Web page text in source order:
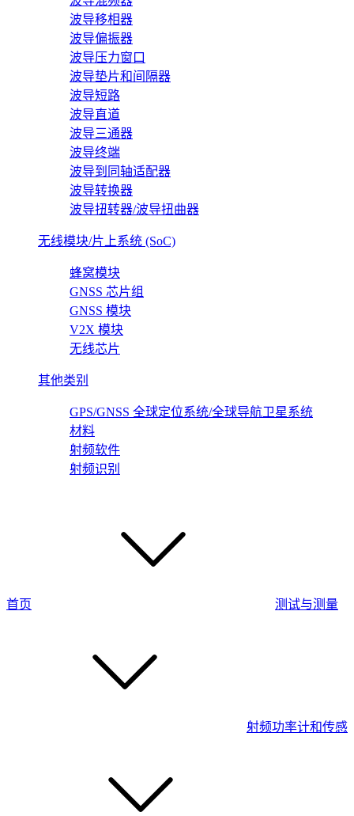
波导移相器
波导偏振器
波导压力窗口
波导垫片和间隔器
波导短路
波导直道
波导三通器
波导终端
波导到同轴适配器
波导转换器
波导扭转器/波导扭曲器
无线模块/片上系统 (SoC)
蜂窝模块
GNSS 芯片组
GNSS 模块
V2X 模块
无线芯片
其他类别
GPS/GNSS 全球定位系统/全球导航卫星系统
材料
射频软件
射频识别
首页 测试与测量
射频功率计和传感